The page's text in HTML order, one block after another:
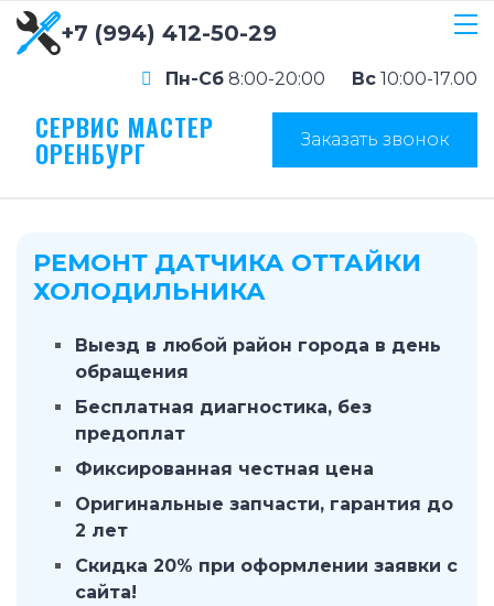
+7 (994) 412-50-29
Пн-Сб 8:00-20:00 Вс 10:00-17.00
СЕРВИС МАСТЕР
ОРЕНБУРГ Заказать звонок
РЕМОНТ ДАТЧИКА ОТТАЙКИ
ХОЛОДИЛЬНИКА
Выезд в любой район города в день
обращения
Бесплатная диагностика, без
предоплат
Фиксированная честная цена
Оригинальные запчасти, гарантия до
2 лет
Скидка 20% при оформлении заявки с
сайта!